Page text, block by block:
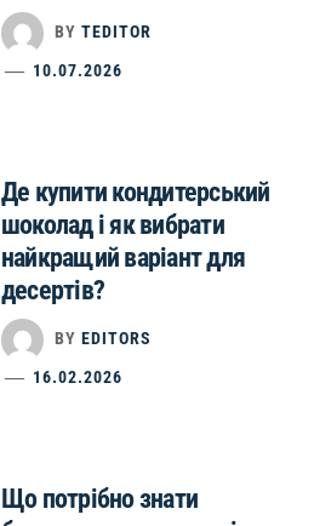
BY TEDITOR
10.07.2026
Де купити кондитерський
шоколад і як вибрати
найкращий варіант для
десертів?
BY EDITORS
16.02.2026
Що потрібно знати